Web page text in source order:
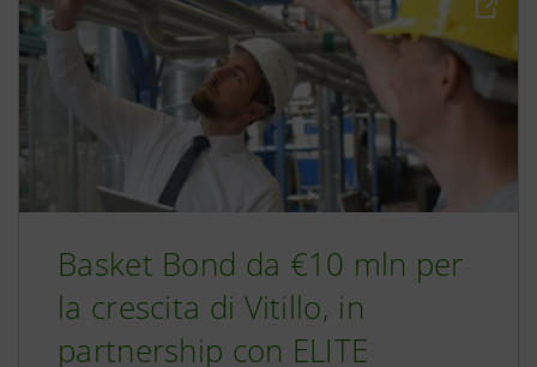
Basket Bond da €10 mln per
la crescita di Vitillo, in
partnership con ELITE